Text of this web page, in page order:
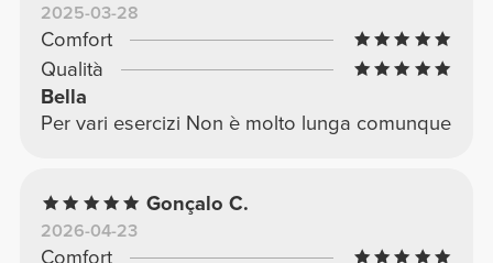
2025-03-28
Comfort
Qualità
Bella
Per vari esercizi Non è molto lunga comunque
Gonçalo C.
2026-04-23
Comfort